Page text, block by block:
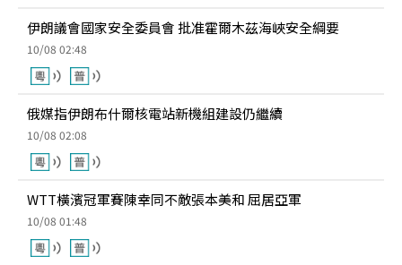
伊朗議會國家安全委員會 批准霍爾木茲海峽安全綱要
10/08 02:48
俄媒指伊朗布什爾核電站新機組建設仍繼續
10/08 02:08
WTT橫濱冠軍賽陳幸同不敵張本美和 屈居亞軍
10/08 01:48